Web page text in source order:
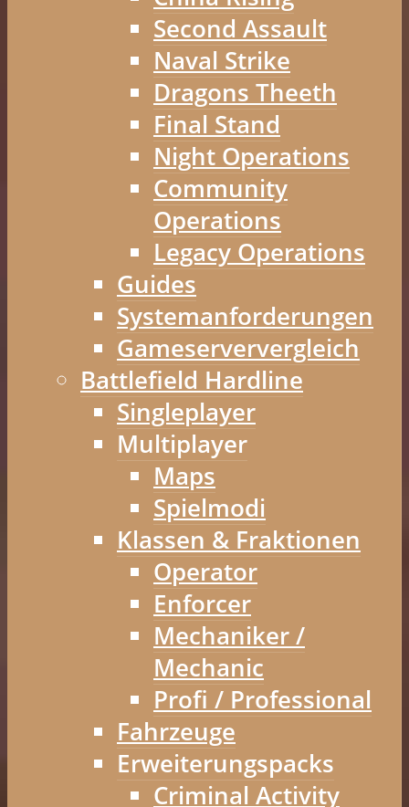
Second Assault
Naval Strike
Dragons Theeth
Final Stand
Night Operations
Community
Operations
Legacy Operations
Guides
Systemanforderungen
Gameserververgleich
Battlefield Hardline
Singleplayer
Multiplayer
Maps
Spielmodi
Klassen & Fraktionen
Operator
Enforcer
Mechaniker /
Mechanic
Profi / Professional
Fahrzeuge
Erweiterungspacks
Criminal Activity